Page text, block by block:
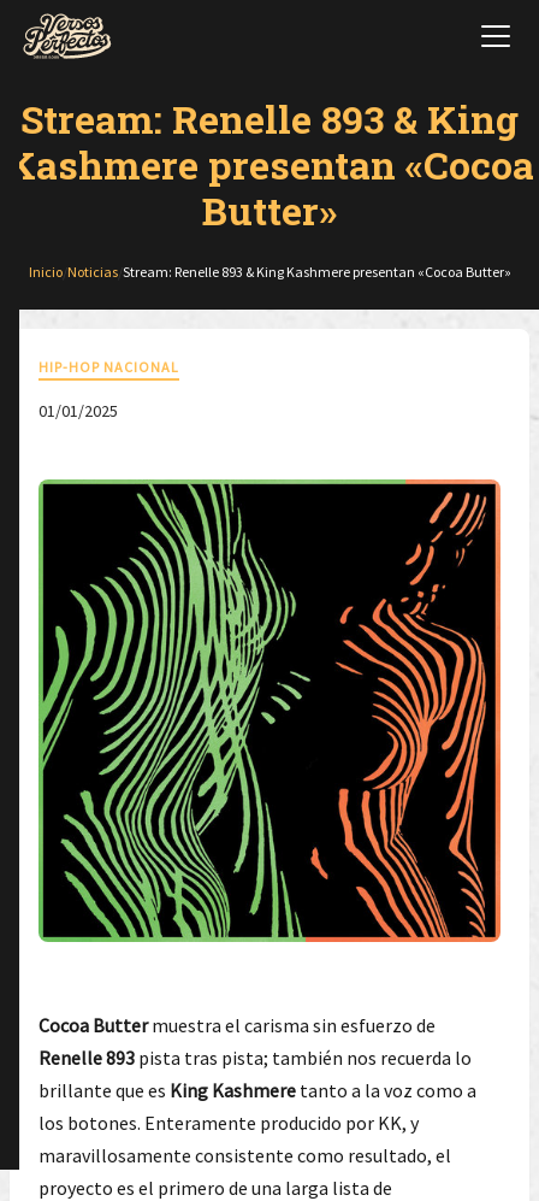
Stream: Renelle 893 & King
Kashmere presentan «Cocoa
Butter»
Inicio/ Noticias/ Stream: Renelle 893 & King Kashmere presentan «Cocoa Butter»
HIP-HOP NACIONAL
01/01/2025
Cocoa Buttermuestra el carisma sin esfuerzo de
Renelle 893 pista tras pista; también nos recuerda lo
brillante que es King Kashmere tanto a la voz como a
los botones. Enteramente producido por KK, y
maravillosamente consistente como resultado, el
proyecto es el primero de una larga lista de